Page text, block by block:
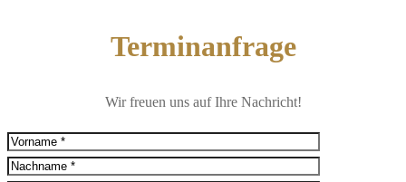
Terminanfrage
Wir freuen uns auf Ihre Nachricht!